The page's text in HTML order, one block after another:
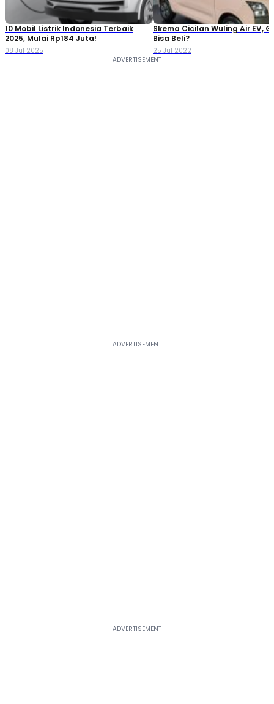
10 Mobil Listrik Indonesia Terbaik
2025, Mulai Rp184 Juta!
08 Jul 2025
Skema Cicilan Wuling Air EV,
Bisa Beli?
25 Jul 2022